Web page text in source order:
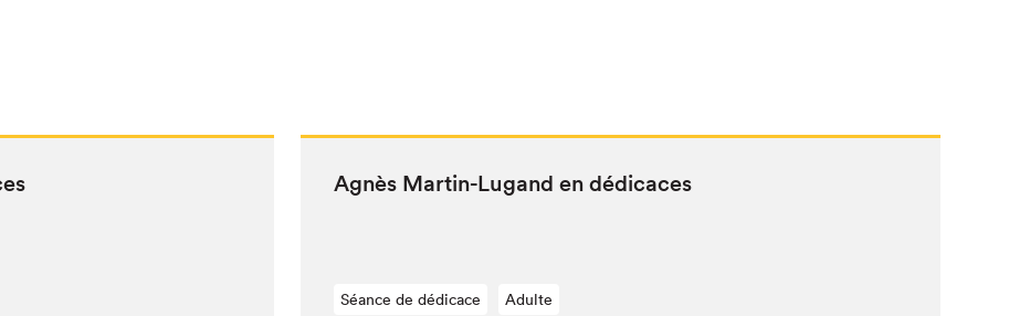
Agnès Mar­tin-Lugand en dédicaces
Séance de dédicace Adulte